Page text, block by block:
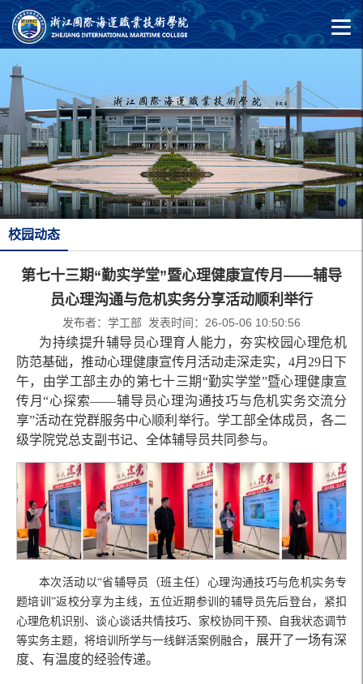
校园动态
第七十三期“勤实学堂”暨心理健康宣传月——辅导
员心理沟通与危机实务分享活动顺利举行
发布者：学工部 发表时间：26-05-06 10:50:56
为持续提升辅导员心理育人能力，夯实校园心理危机
防范基础，推动心理健康宣传月活动走深走实，4月29日下
午，由学工部主办的第七十三期“勤实学堂”暨心理健康宣
传月“心探索——辅导员心理沟通技巧与危机实务交流分
享”活动在党群服务中心顺利举行。学工部全体成员，各二
级学院党总支副书记、全体辅导员共同参与。
本次活动以“省辅导员（班主任）心理沟通技巧与危机实务专
题培训”返校分享为主线，五位近期参训的辅导员先后登台，紧扣
心理危机识别、谈心谈话共情技巧、家校协同干预、自我状态调节
等实务主题，将培训所学与一线鲜活案例融合，展开了一场有深
度、有温度的经验传递。